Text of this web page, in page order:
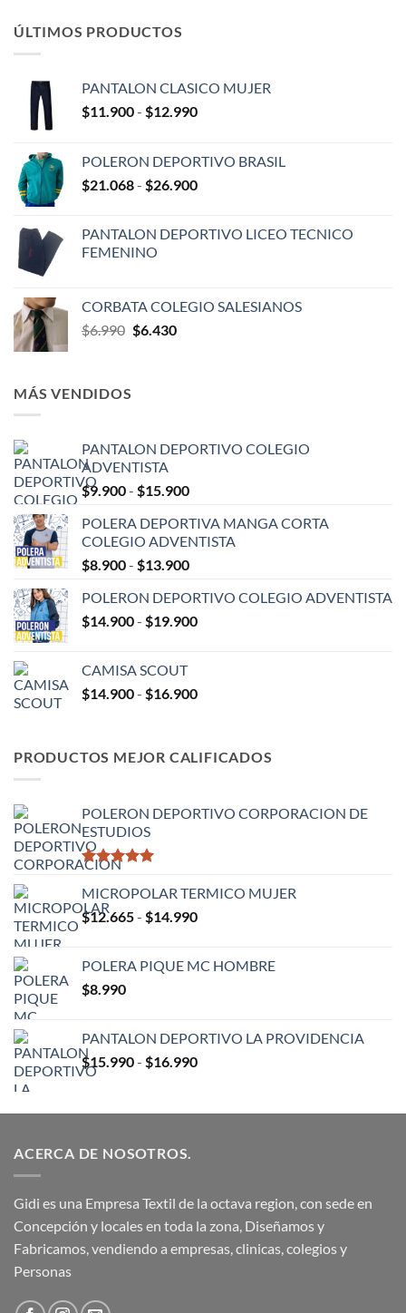
ÚLTIMOS PRODUCTOS
PANTALON CLASICO MUJER
$11.900- $12.990Rango
desde
$11.900
POLERON DEPORTIVO BRASIL
$21.068- $26.900Rango
desde
$26.900
PANTALON DEPORTIVO LICEO TECNICO
FEMENINO
CORBATA COLEGIO SALESIANOS
$6.990 El
$6.430El
MÁS VENDIDOS
PANTALON DEPORTIVO COLEGIO
ADVENTISTA
$9.900- $15.900Rango
precios:
desde
$9.900
$15.900
POLERA DEPORTIVA MANGA CORTA
COLEGIO ADVENTISTA
$8.900- $13.900Rango
precios:
desde
POLERON DEPORTIVO COLEGIO ADVENTISTA
$14.900- $19.900Rango
$14.900
CAMISA SCOUT
$14.900- $16.900Rango
desde
$16.900
PRODUCTOS MEJOR CALIFICADOS
POLERON DEPORTIVO CORPORACION DE
ESTUDIOS
con5.00
de 5
MICROPOLAR TERMICO MUJER
$12.665- $14.990Rango
desde
$14.990
POLERA PIQUE MC HOMBRE
$8.990
PANTALON DEPORTIVO LA PROVIDENCIA
$15.990- $16.990Rango
desde
ACERCA DE NOSOTROS.
Gidi es una Empresa Textil de la octava region, con sede en
Concepción y locales en toda la zona, Diseñamos y
Fabricamos, vendiendo a empresas, clinicas, colegios y
Personas